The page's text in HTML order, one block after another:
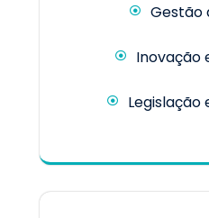
Gestão
Inovação
Legislação